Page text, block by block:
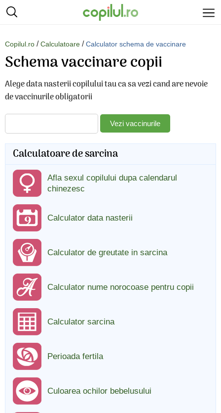
Copilul.ro / Calculatoare /Calculator schema de vaccinare
Schema vaccinare copii
Alege data nasterii copilului tau ca sa vezi cand are nevoie
de vaccinurile obligatorii
Vezi vaccinurile
Calculatoare de sarcina
Afla sexul copilului dupa calendarul
chinezesc
Calculator data nasterii
Calculator de greutate in sarcina
Calculator nume norocoase pentru copii
Calculator sarcina
Perioada fertila
Culoarea ochilor bebelusului